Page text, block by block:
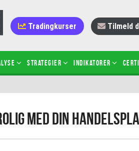
Tradingkurser Tilmeld
Strategier Indikatorer
Kopiér de bedste tradere og
investorer
Sådan bruges stop-loss
med din